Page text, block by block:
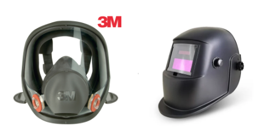
Mijloace de legatura
Opritoare de cadere
Puncte de ancorare
Sisteme de acces in canale
Incaltaminte